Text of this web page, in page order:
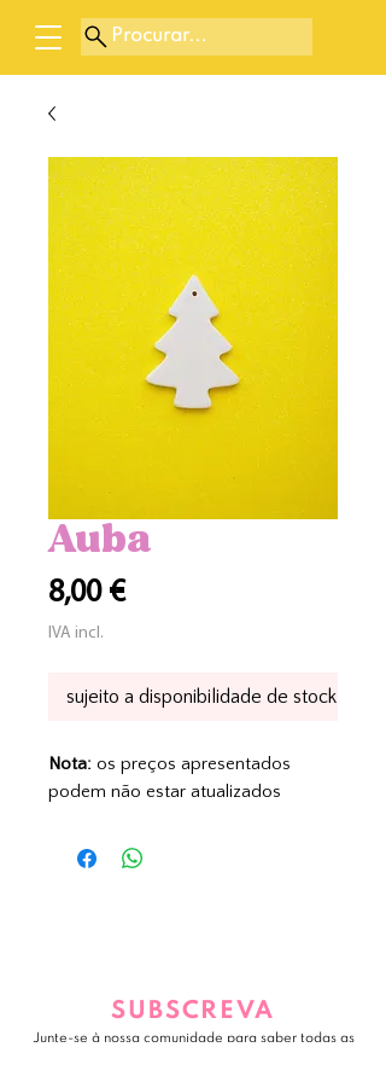
Procurar...
Auba
8,00 €Preço
IVA incl.
sujeito a disponibilidade de stock
Nota: os preços apresentados
podem não estar atualizados
SUBSCREVA
Junte-se à nossa comunidade para saber todas as